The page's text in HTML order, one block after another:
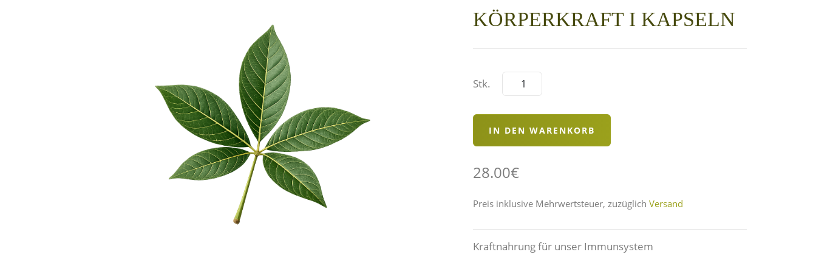
KÖRPERKRAFT I KAPSELN
Stk.
28.00€
Preis inklusive Mehrwertsteuer, zuzüglich Versand
Kraftnahrung für unser Immunsystem